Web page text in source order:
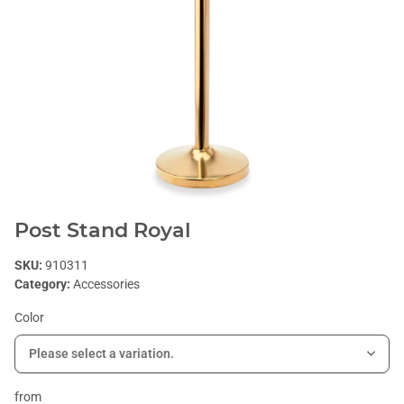
Post Stand Royal
SKU: 910311
Category: Accessories
Color
Please select a variation.
from